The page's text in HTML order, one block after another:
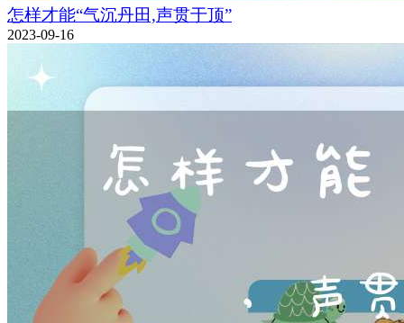
怎样才能“气沉丹田,声贯于顶”
2023-09-16